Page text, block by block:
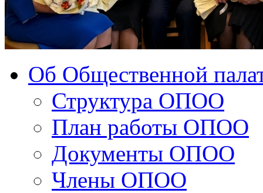
Об Общественной
Структура ОПОО
План работы ОПОО
Документы ОПОО
Члены ОПОО